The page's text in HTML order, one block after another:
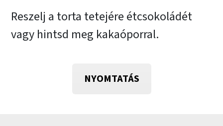
Reszelj a torta tetejére étcsokoládét
vagy hintsd meg kakaóporral.
NYOMTATÁS